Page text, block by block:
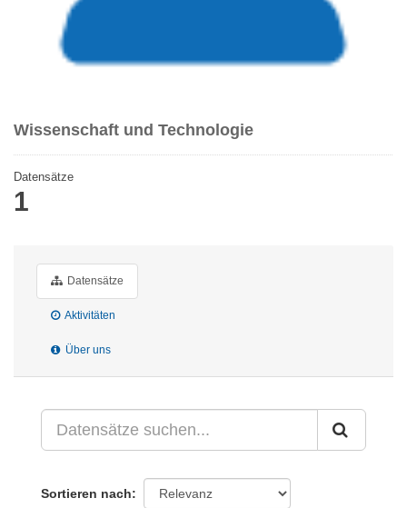
Wissenschaft und Technologie
Datensätze
1
Datensätze
Aktivitäten
Über uns
Sortieren nach